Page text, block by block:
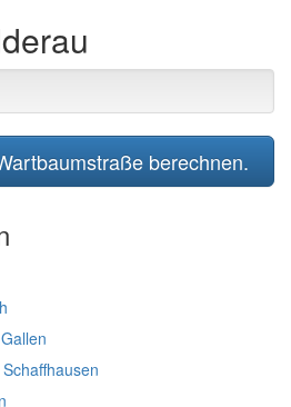
berechnen.